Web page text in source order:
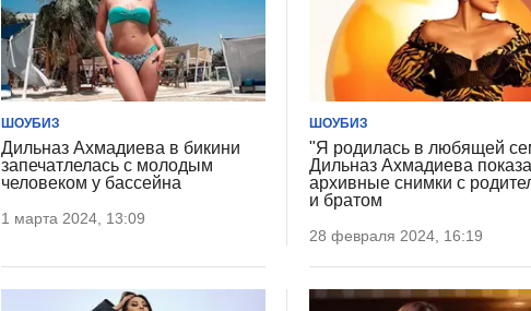
ШОУБИЗ
Дильназ Ахмадиева в бикини
запечатлелась с молодым
человеком у бассейна
1 марта 2024, 13:09
ШОУБИЗ
"Я родилась в любящей
Дильназ Ахмадиева
архивные снимки с
и братом
28 февраля 2024, 16:19